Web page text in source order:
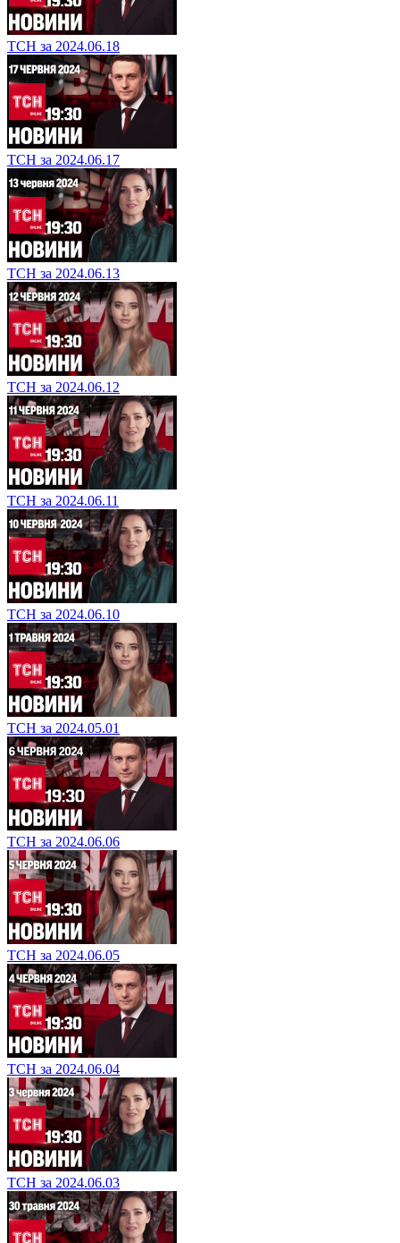
ТСН за 2024.06.18
ТСН за 2024.06.17
ТСН за 2024.06.13
ТСН за 2024.06.12
ТСН за 2024.06.11
ТСН за 2024.06.10
ТСН за 2024.05.01
ТСН за 2024.06.06
ТСН за 2024.06.05
ТСН за 2024.06.04
ТСН за 2024.06.03